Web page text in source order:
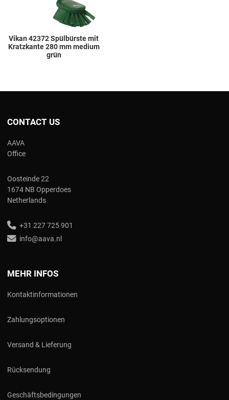
Vikan 42372 Spülbürste mit
Kratzkante 280 mm medium
grün
CONTACT US
AAVA
Office
Oosteinde 22
1674 NB Opperdoes
Netherlands
+31 227 725 901
info@aava.nl
MEHR INFOS
Kontaktinformationen
Zahlungsoptionen
Versand & Lieferung
Rücksendung
Geschäftsbedingungen